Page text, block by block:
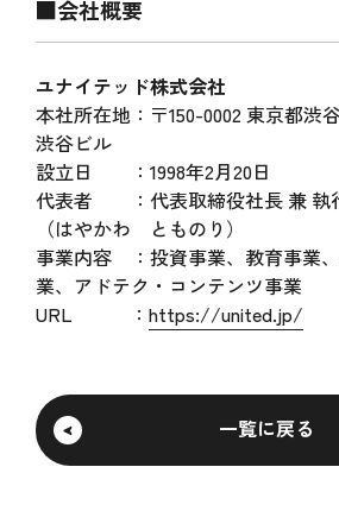
■会社概要
ユナイテッド株式会社
本社所在地：〒150-0002 東京都渋
渋谷ビル
設立日 ：1998年2月20日
代表者 ：代表取締役社長 兼 執
（はやかわ とものり）
事業内容 ：投資事業、教育事業
業、アドテク・コンテンツ事業
URL ： https://united.jp/
一覧に戻る